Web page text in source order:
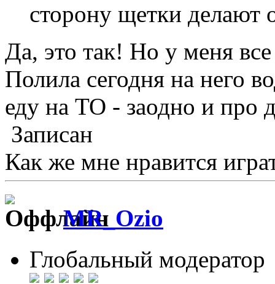
сторону щетки делают
Да, это так! Но у меня
Полила сегодня на него
еду на ТО - заодно и про
Записан
Как же мне нравится
MR_Ozio
Глобальный модератор